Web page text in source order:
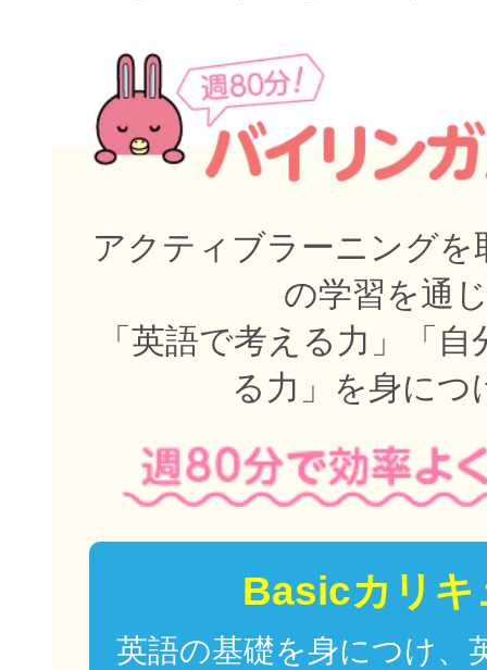
アクティブラーニングを
の学習を通
「英語で考える力」「
る力」を身につ
Basicカリキ
英語の基礎を身につけ、